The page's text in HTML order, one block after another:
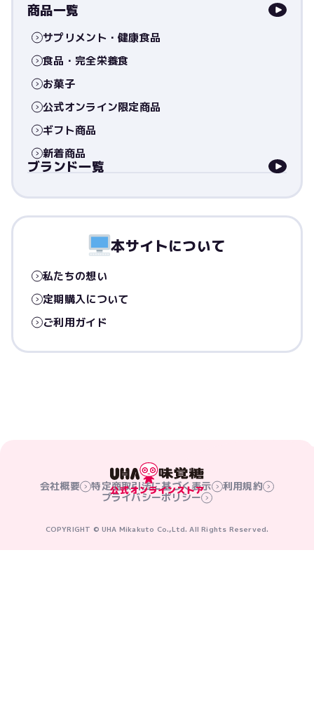
商品一覧
サプリメント・健康食品
食品・完全栄養食
お菓子
公式オンライン限定商品
ギフト商品
新着商品
ブランド一覧
本サイトについて
私たちの想い
定期購入について
ご利用ガイド
会社概要 特定商取引法に基づく表示
利用規約
プライバシーポリシー
COPYRIGHT © UHA Mikakuto Co.,Ltd. All Rights Reserved.